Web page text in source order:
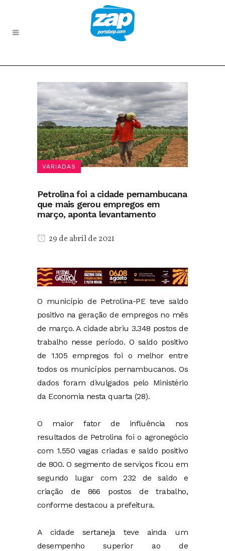
VARIADAS
Petrolina foi a cidade pernambucana
que mais gerou empregos em
março, aponta levantamento
29 de abril de 2021
O município de Petrolina-PE teve saldo
positivo na geração de empregos no mês
de março. A cidade abriu 3.348 postos de
trabalho nesse período. O saldo positivo
de 1.105 empregos foi o melhor entre
todos os municípios pernambucanos. Os
dados foram divulgados pelo Ministério
da Economia nesta quarta (28).
O maior fator de influência nos
resultados de Petrolina foi o agronegócio
com 1.550 vagas criadas e saldo positivo
de 800. O segmento de serviços ficou em
segundo lugar com 232 de saldo e
criação de 866 postos de trabalho,
conforme destacou a prefeitura.
A cidade sertaneja teve ainda um
desempenho superior ao de